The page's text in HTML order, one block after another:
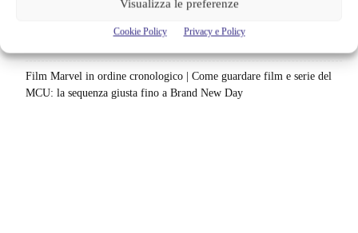
Visualizza le preferenze
Cookie Policy Privacy e Policy
Agosto 2026 si accende in streaming | Oltre 40 serie tra grandi ritorni
Film Marvel in ordine cronologico | Come guardare film e serie del
MCU: la sequenza giusta fino a Brand New Day